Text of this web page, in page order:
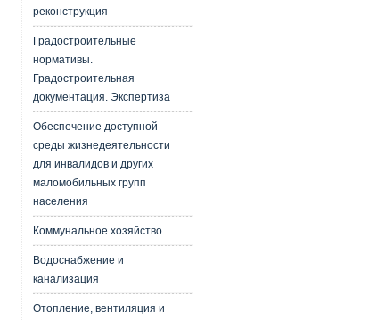
реконструкция
Градостроительные
нормативы.
Градостроительная
документация. Экспертиза
Обеспечение доступной
среды жизнедеятельности
для инвалидов и других
маломобильных групп
населения
Коммунальное хозяйство
Водоснабжение и
канализация
Отопление, вентиляция и